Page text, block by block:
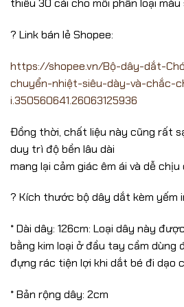
thiểu 30 cái cho mỗi phân loại màu
? Link bán lẻ Shopee:
https://shopee.vn/Bộ-dây-dắt-
chuyển-nhiệt-siêu-dày-và-chắc-
i.350560641.26063125936
Đồng thời, chất liệu này cũng rất
duy trì độ bền lâu dài
mang lại cảm giác êm ái và dễ
? Kích thước bộ dây dắt kèm yếm
* Dài dây: 126cm: Loại dây này
bằng kim loại ở đầu tay cầm dùng
đựng rác tiện lợi khi dắt bé đi dạo
* Bản rộng dây: 2cm